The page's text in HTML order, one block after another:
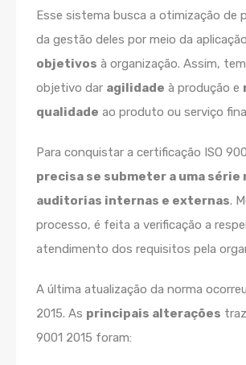
Esse sistema busca a otimização de
da gestão deles por meio da
objetivos à organização. Assim,
objetivo dar agilidade à produção e
qualidade ao produto ou serviço
Para conquistar a certificação ISO
precisa se submeter a uma série
auditorias internas e externas.
processo, é feita a verificação a
atendimento dos requisitos pela
A última atualização da norma
2015. As principais alterações
9001 2015 foram: